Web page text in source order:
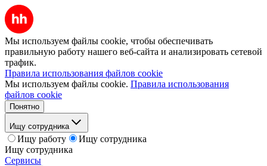
Мы используем файлы cookie, чтобы обеспечивать
правильную работу нашего веб-сайта и анализировать сетевой
трафик.
Правила использования файлов cookie
Мы используем файлы cookie. Правила использования
файлов cookie
Понятно
Ищу сотрудника
Ищу работу
Ищу сотрудника
Ищу сотрудника
Сервисы